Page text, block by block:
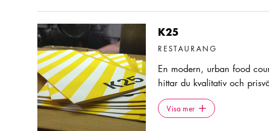
K25
RESTAURANG
En modern, urban food
hittar du kvalitativ och
hörn. Populärt lunchhak
kontorsarbetande. Slå dig
Visa mer Icon.plusAltText
Visa mer